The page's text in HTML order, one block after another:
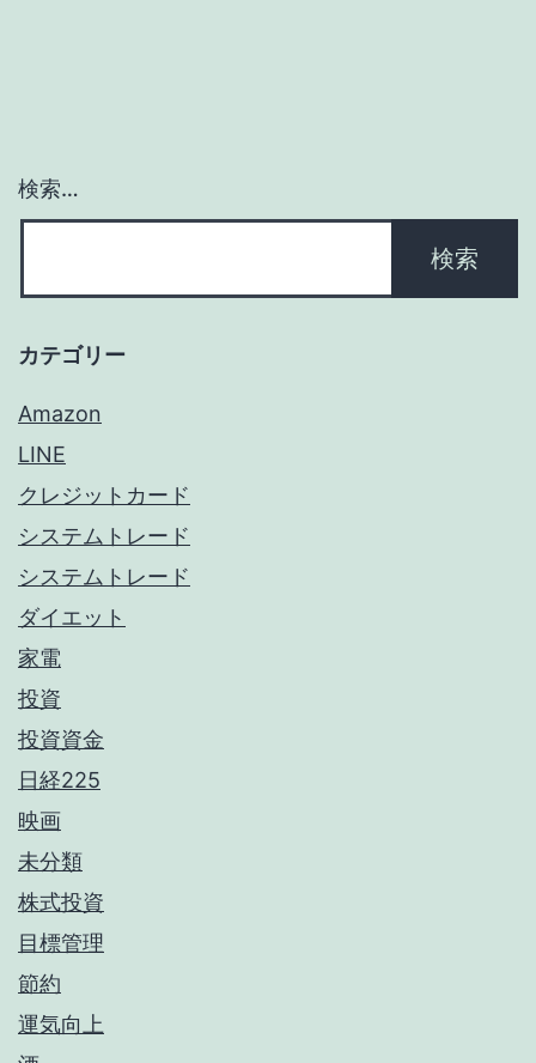
ン
検索…
カテゴリー
Amazon
LINE
クレジットカード
システムトレード
システムトレード
ダイエット
家電
投資
投資資金
日経225
映画
未分類
株式投資
目標管理
節約
運気向上